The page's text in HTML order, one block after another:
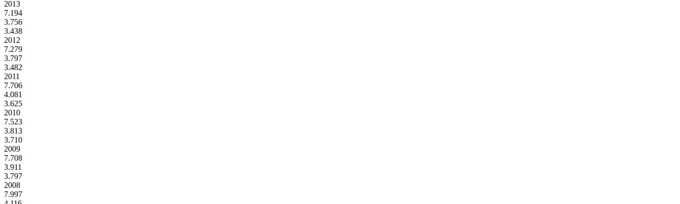
2013
7.194
3.756
3.438
2012
7.279
3.797
3.482
2011
7.706
4.081
3.625
2010
7.523
3.813
3.710
2009
7.708
3.911
3.797
2008
7.997